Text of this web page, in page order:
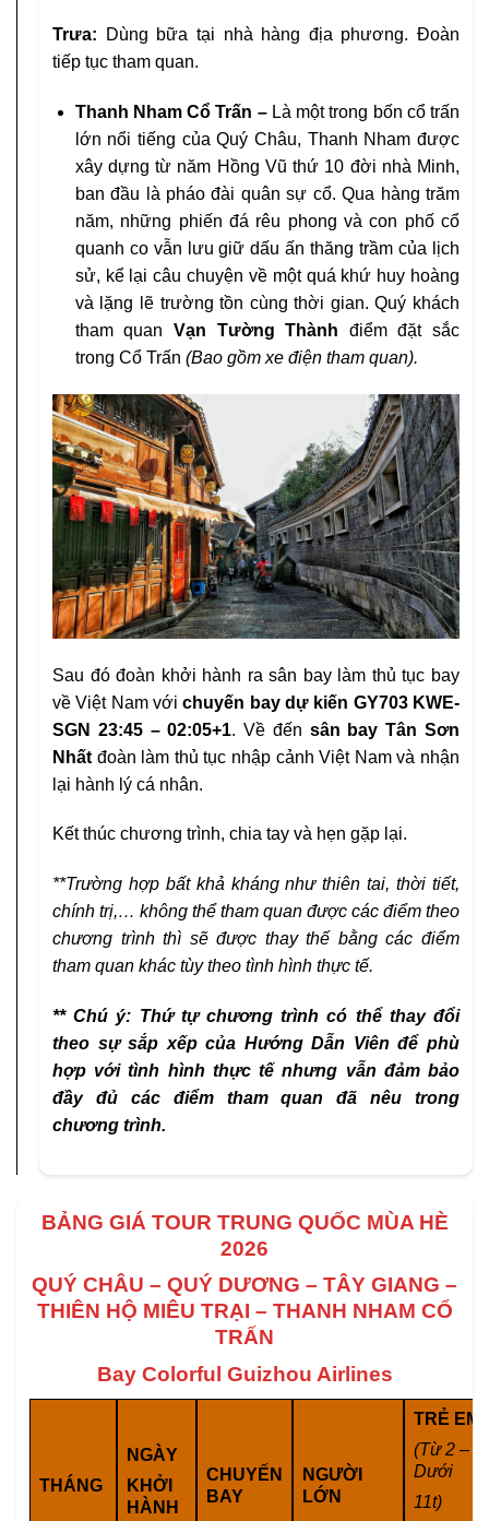
Trưa: Dùng bữa tại nhà hàng địa phương. Đoàn
tiếp tục tham quan.
Thanh Nham Cổ Trấn –Là một trong bốn cổ trấn
lớn nổi tiếng của Quý Châu, Thanh Nham được
xây dựng từ năm Hồng Vũ thứ 10 đời nhà Minh,
ban đầu là pháo đài quân sự cổ. Qua hàng trăm
năm, những phiến đá rêu phong và con phố cổ
quanh co vẫn lưu giữ dấu ấn thăng trầm của lịch
sử, kể lại câu chuyện về một quá khứ huy hoàng
và lặng lẽ trường tồn cùng thời gian. Quý khách
tham quan Vạn Tường Thành điểm đặt sắc
trong Cổ Trấn (Bao gồm xe điện tham quan).
Sau đó đoàn khởi hành ra sân bay làm thủ tục bay
về Việt Nam vớichuyến bay dự kiến GY703 KWE-
SGN 23:45 – 02:05+1. Về đến sân bay Tân Sơn
Nhất đoàn làm thủ tục nhập cảnh Việt Nam và nhận
lại hành lý cá nhân.
Kết thúc chương trình, chia tay và hẹn gặp lại.
**Trường hợp bất khả kháng như thiên tai, thời tiết,
chính trị,… không thể tham quan được các điểm theo
chương trình thì sẽ được thay thế bằng các điểm
tham quan khác tùy theo tình hình thực tế.
** Chú ý: Thứ tự chương trình có thể thay đổi
theo sự sắp xếp của Hướng Dẫn Viên để phù
hợp với tình hình thực tế nhưng vẫn đảm bảo
đầy đủ các điểm tham quan đã nêu trong
chương trình.
BẢNG GIÁ TOUR TRUNG QUỐC MÙA HÈ
2026
QUÝ CHÂU – QUÝ DƯƠNG – TÂY GIANG –
THIÊN HỘ MIÊU TRẠI – THANH NHAM CỔ
TRẤN
Bay Colorful Guizhou Airlines
THÁNG
NGÀY
KHỞI
HÀNH
CHUYẾN
BAY
NGƯỜI
LỚN
TRẺ EM
(Từ 2 –
Dưới
11t)